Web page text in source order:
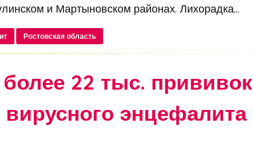
и Мартыновском районах. Лихорадка...
Ростовская область
22 тыс. прививок
энцефалита